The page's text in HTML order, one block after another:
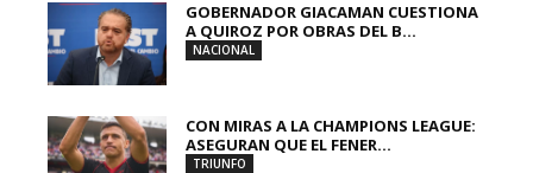
GOBERNADOR GIACAMAN CUESTIONA
A QUIROZ POR OBRAS DEL B...
NACIONAL
CON MIRAS A LA CHAMPIONS LEAGUE:
ASEGURAN QUE EL FENER...
TRIUNFO